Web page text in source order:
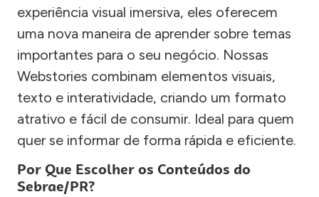
experiência visual imersiva, eles oferecem
uma nova maneira de aprender sobre temas
importantes para o seu negócio. Nossas
Webstories combinam elementos visuais,
texto e interatividade, criando um formato
atrativo e fácil de consumir. Ideal para quem
quer se informar de forma rápida e eficiente.
Por Que Escolher os Conteúdos do
Sebrae/PR?